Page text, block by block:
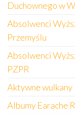
Duchownego w
Absolwenci
Przemyślu
Absolwenci
PZPR
Aktywne wulkany
Albumy Earache